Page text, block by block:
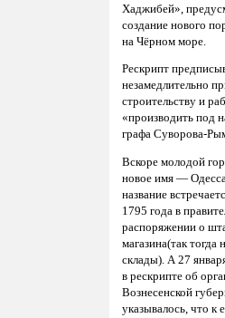
Хаджибей»,
создание нового
на Чёрном море.
Рескрипт
незамедлительно
строительству и
«производить под
графа Суворова-
Вскоре молодой
новое имя —
название
1795 года в
распоряжении о
магазина(так тогда
склады). А 27
в рескрипте об
Вознесенской
указывалось, что к